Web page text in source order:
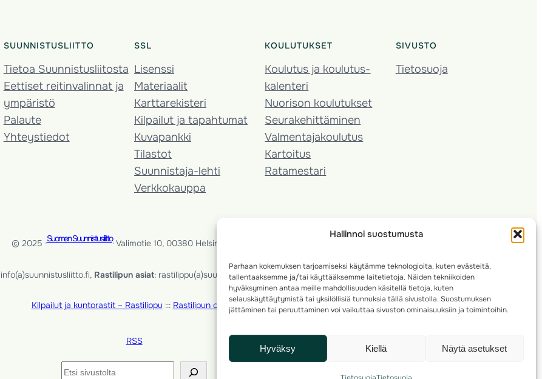
Hallinnoi suostumusta
Parhaan kokemuksen tarjoamiseksi käytämme teknologioita, kuten evästeitä,
tallentaaksemme ja/tai käyttääksemme laitetietoja. Näiden tekniikoiden
hyväksyminen antaa meille mahdollisuuden käsitellä tietoja, kuten
selauskäyttäytymistä tai yksilöllisiä tunnuksia tällä sivustolla. Suostumuksen
jättäminen tai peruuttaminen voi vaikuttaa sivuston ominaisuuksiin ja toimintoihin.
Hyväksy Kiellä Näytä asetukset
SUUNNISTUSLIITTO
Tietoa Suunnistusliitosta
Eettiset reitinvalinnat ja
ympäristö
Palaute
Yhteystiedot
SSL
Lisenssi
Materiaalit
Karttarekisteri
Kilpailut ja tapahtumat
Kuvapankki
Tilastot
Suunnistaja-lehti
Verkkokauppa
KOULUTUKSET
Koulutus ja koulutus­
kalenteri
Nuorison koulutukset
Seura­kehittäminen
Valmentaja­koulutus
Kartoitus
Ratamestari
SIVUSTO
Tietosuoja
© 2025 ·Suomen Suunnistusliitto· Valimotie 10, 00380 Helsinki, Finland
info(a)suunnistusliitto.fi, Rastilipun asiat: rastilippu(a)suunnistusliitto.fi
Kilpailut ja kuntorastit – Rastilippu::: Rastilipun ohjeet
RSS
Etsi